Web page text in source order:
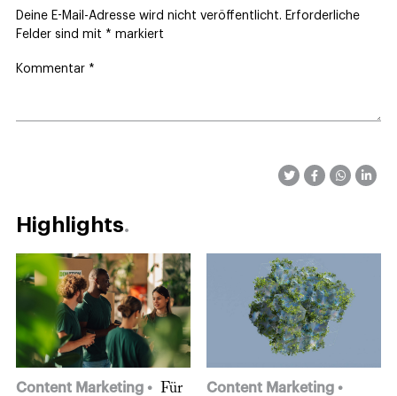
Deine E-Mail-Adresse wird nicht veröffentlicht. Erforderliche
Felder sind mit * markiert
Kommentar *
Highlights
Content Marketing
Für
Content Marketing